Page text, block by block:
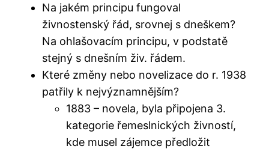
Na jakém principu fungoval
živnostenský řád, srovnej s dneškem?
Na ohlašovacím principu, v podstatě
stejný s dnešním živ. řádem.
Které změny nebo novelizace do r. 1938
patřily k nejvýznamnějším?
1883 – novela, byla připojena 3.
kategorie řemeslnických živností,
kde musel zájemce předložit